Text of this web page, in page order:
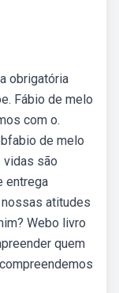
obrigatória
Fábio de melo
com o.
de melo
vidas são
entrega
nossas atitudes
Webo livro
quem